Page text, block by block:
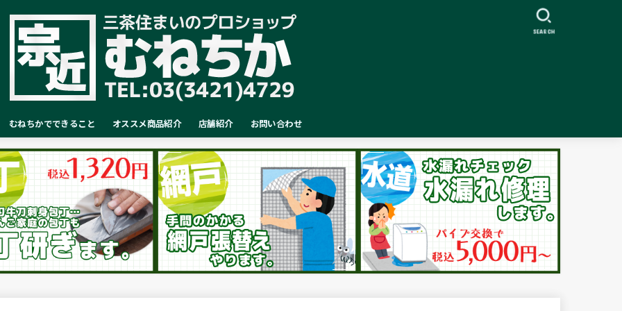
むねちかでできること オススメ商品紹介 店舗紹介 お問い合わせ
SEARCH